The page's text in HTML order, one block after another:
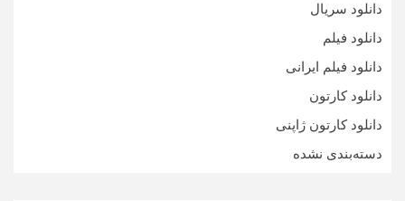
دانلود سریال
دانلود فیلم
دانلود فیلم ایرانی
دانلود کارتون
دانلود کارتون ژاپنی
دسته‌بندی نشده